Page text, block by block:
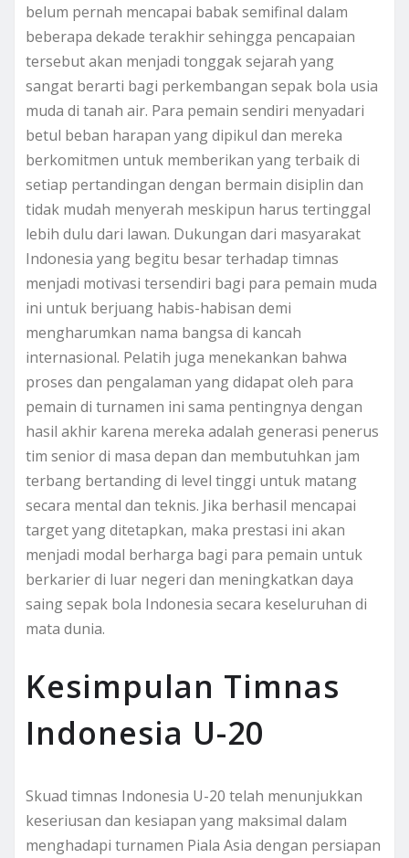
belum pernah mencapai babak semifinal dalam
beberapa dekade terakhir sehingga pencapaian
tersebut akan menjadi tonggak sejarah yang
sangat berarti bagi perkembangan sepak bola usia
muda di tanah air. Para pemain sendiri menyadari
betul beban harapan yang dipikul dan mereka
berkomitmen untuk memberikan yang terbaik di
setiap pertandingan dengan bermain disiplin dan
tidak mudah menyerah meskipun harus tertinggal
lebih dulu dari lawan. Dukungan dari masyarakat
Indonesia yang begitu besar terhadap timnas
menjadi motivasi tersendiri bagi para pemain muda
ini untuk berjuang habis-habisan demi
mengharumkan nama bangsa di kancah
internasional. Pelatih juga menekankan bahwa
proses dan pengalaman yang didapat oleh para
pemain di turnamen ini sama pentingnya dengan
hasil akhir karena mereka adalah generasi penerus
tim senior di masa depan dan membutuhkan jam
terbang bertanding di level tinggi untuk matang
secara mental dan teknis. Jika berhasil mencapai
target yang ditetapkan, maka prestasi ini akan
menjadi modal berharga bagi para pemain untuk
berkarier di luar negeri dan meningkatkan daya
saing sepak bola Indonesia secara keseluruhan di
mata dunia.
Kesimpulan Timnas
Indonesia U-20
Skuad timnas Indonesia U-20 telah menunjukkan
keseriusan dan kesiapan yang maksimal dalam
menghadapi turnamen Piala Asia dengan persiapan